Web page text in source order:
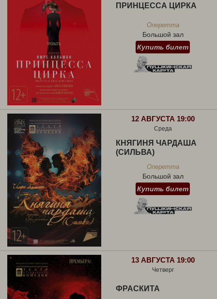
ПРИНЦЕССА ЦИРКА
Оперетта
Большой зал
Купить билет
12 АВГУСТА 19:00
Среда
КНЯГИНЯ ЧАРДАША
(СИЛЬВА)
Оперетта
Большой зал
Купить билет
13 АВГУСТА 19:00
Четверг
ФРАСКИТА